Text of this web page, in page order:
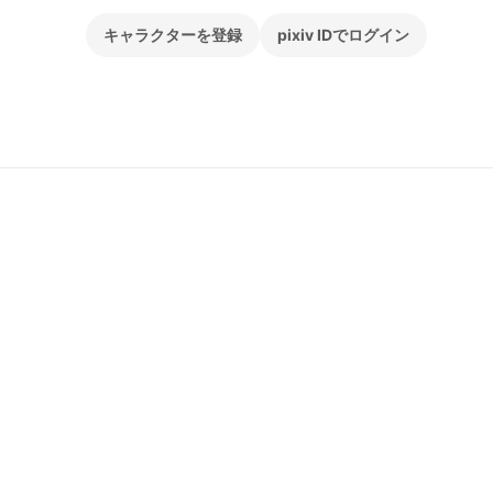
キャラクターを登録 pixiv IDでログイン